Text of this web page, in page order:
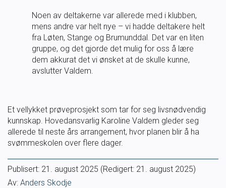
Noen av deltakerne var allerede med i klubben,
mens andre var helt nye – vi hadde deltakere helt
fra Løten, Stange og Brumunddal. Det var en liten
gruppe, og det gjorde det mulig for oss å lære
dem akkurat det vi ønsket at de skulle kunne,
avslutter Valdem.
Et vellykket prøveprosjekt som tar for seg livsnødvendig
kunnskap. Hovedansvarlig Karoline Valdem gleder seg
allerede til neste års arrangement, hvor planen blir å ha
svømmeskolen over flere dager.
Publisert: 21. august 2025 (Redigert: 21. august 2025)
Av: Anders Skodje